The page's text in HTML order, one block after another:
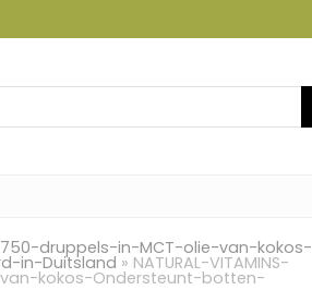
druppels-in-MCT-olie-van-kokos-
in-Duitsland » NATURAL-VITAMINS-
kokos-Ondersteunt-botten-